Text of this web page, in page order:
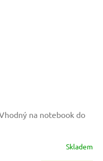
na notebook do
Skladem